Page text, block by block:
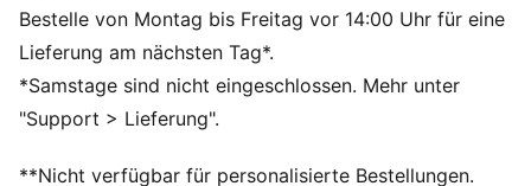
Materialien.
DETAILS
Passform: Oversized
Hauptmaterial: French Terry
Mit Kapuze
Bestelle von Montag bis Freitag vor 14:00 Uhr für eine
Lieferung am nächsten Tag*.
*Samstage sind nicht eingeschlossen. Mehr unter
"Support > Lieferung".
**Nicht verfügbar für personalisierte Bestellungen.